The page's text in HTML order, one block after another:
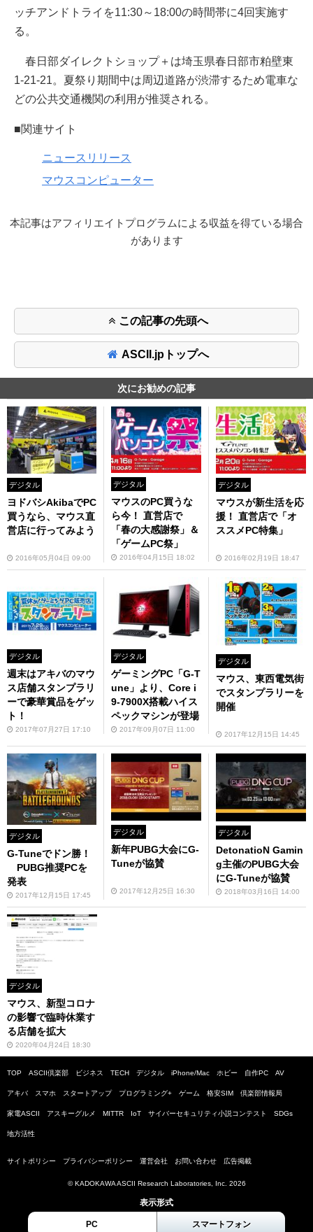
ッチアンドトライを11:30～18:00の時間帯に4回実施す
る。
春日部ダイレクトショップ＋は埼玉県春日部市粕壁東
1-21-21。夏祭り期間中は周辺道路が渋滞するため電車な
どの公共交通機関の利用が推奨される。
■関連サイト
ニュースリリース
マウスコンピューター
本記事はアフィリエイトプログラムによる収益を得ている場合
があります
この記事の先頭へ
ASCII.jpトップへ
次にお勧めの記事
デジタル
ヨドバシAkibaでPC
買うなら、マウス直
営店に行ってみよう
2016年05月04日 09:00
デジタル
マウスのPC買うな
ら今！ 直営店で
「春の大感謝祭」＆
「ゲームPC祭」
2016年04月15日 18:02
デジタル
マウスが新生活を応
援！ 直営店で「オ
ススメPC特集」
2016年02月19日 18:47
デジタル
週末はアキバのマウ
ス店舗スタンプラリ
ーで豪華賞品をゲッ
ト！
2017年07月27日 17:10
デジタル
ゲーミングPC「G-T
une」より、Core i
9-7900X搭載ハイス
ペックマシンが登場
2017年09月07日 11:00
デジタル
マウス、東西電気街
でスタンプラリーを
開催
2017年12月15日 14:45
デジタル
G-Tuneでドン勝！
PUBG推奨PCを
発表
2017年12月15日 17:45
デジタル
新年PUBG大会にG-
Tuneが協賛
2017年12月25日 16:30
デジタル
DetonatioN Gamin
g主催のPUBG大会
にG-Tuneが協賛
2018年03月16日 14:00
デジタル
マウス、新型コロナ
の影響で臨時休業す
る店舗を拡大
2020年04月24日 18:30
TOP ASCII倶楽部 ビジネス TECH デジタル iPhone/Mac ホビー 自作PC AV
アキバ スマホ スタートアップ プログラミング+ ゲーム 格安SIM 倶楽部情報局
家電ASCII アスキーグルメ MITTR IoT サイバーセキュリティ小説コンテスト SDGs
地方活性
サイトポリシー プライバシーポリシー 運営会社 お問い合わせ 広告掲載
© KADOKAWA ASCII Research Laboratories, Inc. 2026
表示形式
PC スマートフォン